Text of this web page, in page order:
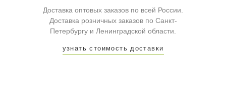
Доставка оптовых заказов по всей России.
Доставка розничных заказов по Санкт-
Петербургу и Ленинградской области.
узнать стоимость доставки